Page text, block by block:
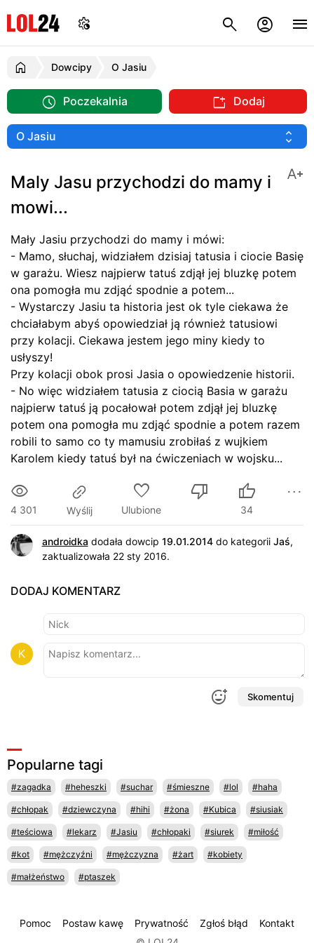
Dowcipy O Jasiu
Poczekalnia Dodaj
Maly Jasu przychodzi do mamy i
mowi...
Mały Jasiu przychodzi do mamy i mówi:
- Mamo, słuchaj, widziałem dzisiaj tatusia i ciocie Basię
w garażu. Wiesz najpierw tatuś zdjął jej bluzkę potem
ona pomogła mu zdjąć spodnie a potem...
- Wystarczy Jasiu ta historia jest ok tyle ciekawa że
chciałabym abyś opowiedział ją również tatusiowi
przy kolacji. Ciekawa jestem jego miny kiedy to
usłyszy!
Przy kolacji obok prosi Jasia o opowiedzenie historii.
- No więc widziałem tatusia z ciocią Basia w garażu
najpierw tatuś ją pocałował potem zdjął jej bluzkę
potem ona pomogła mu zdjąć spodnie a potem razem
robili to samo co ty mamusiu zrobiłaś z wujkiem
Karolem kiedy tatuś był na ćwiczeniach w wojsku...
4 301 Wyślij Ulubione 34
androidka dodała dowcip 19.01.2014do kategorii Jaś,
zaktualizowała 22 sty 2016.
DODAJ KOMENTARZ
Skomentuj
Popularne tagi
#zagadka #heheszki #suchar #śmieszne #lol #haha
#chłopak #dziewczyna #hihi #żona #Kubica #siusiak
#teściowa #lekarz #Jasiu #chłopaki #siurek #miłość
#kot #mężczyźni #mężczyzna #żart #kobiety
#małżeństwo #ptaszek
Pomoc Postaw kawę Prywatność Zgłoś błąd
Kontakt